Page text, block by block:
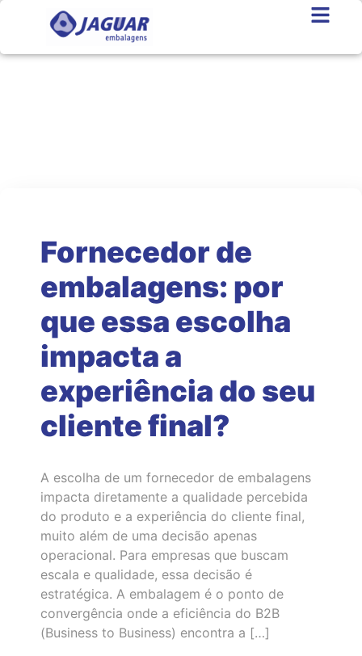
Fornecedor de
embalagens: por
que essa escolha
impacta a
experiência do seu
cliente final?
A escolha de um fornecedor de embalagens
impacta diretamente a qualidade percebida
do produto e a experiência do cliente final,
muito além de uma decisão apenas
operacional. Para empresas que buscam
escala e qualidade, essa decisão é
estratégica. A embalagem é o ponto de
convergência onde a eficiência do B2B
(Business to Business) encontra a […]